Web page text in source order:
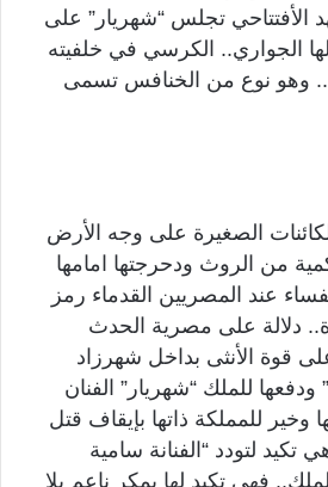
المشهد الأفتتاحي تجلس “شهريار” على
الجواري.. الكرسي في خلفيته
وهو نوع من الخنافس تسمى
الصغيرة على وجه الأرض
من الروث ودحرجتها امامها
عند المصريين القدماء رمز
دلالة على مصرية الحدث
قوة الأنثى بداخل شهرزاد
ودفعها للملك “شهريار” الفنان
وخير للمملكة ذاتها بإيقاف قتل
تكيد لتودد “الفنانة سامية
فهي تكيد لها بمكر ناعم بلا